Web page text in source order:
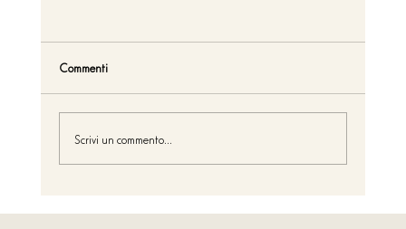
Commenti
Scrivi un commento...